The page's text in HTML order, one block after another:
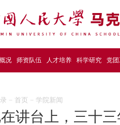
况 师资队伍 人才培养 科学研究 党
− 首页 − 学院新闻
讲台上，三十三